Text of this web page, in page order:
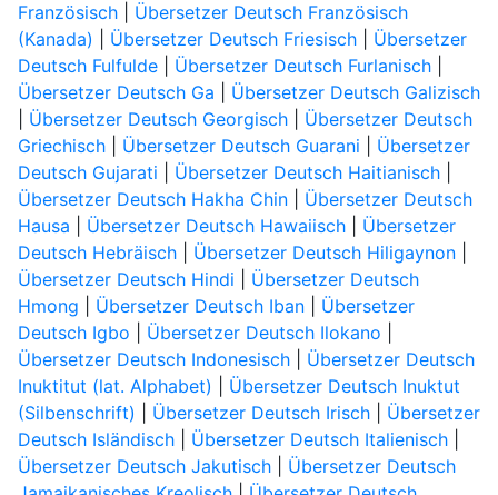
Französisch| Übersetzer Deutsch Französisch
(Kanada)
Übersetzer Deutsch Friesisch| Übersetzer
Deutsch Fulfulde| Übersetzer Deutsch Furlanisch|
Übersetzer Deutsch Ga
Übersetzer Deutsch Galizisch
Übersetzer Deutsch Georgisch| Übersetzer Deutsch
Griechisch| Übersetzer Deutsch Guarani
Übersetzer
Deutsch Gujarati
Übersetzer Deutsch Haitianisch|
Übersetzer Deutsch Hakha Chin| Übersetzer Deutsch
Hausa
Übersetzer Deutsch Hawaiisch| Übersetzer
Deutsch Hebräisch| Übersetzer Deutsch Hiligaynon|
Übersetzer Deutsch Hindi
Übersetzer Deutsch
Hmong
Übersetzer Deutsch Iban| Übersetzer
Deutsch Igbo
Übersetzer Deutsch Ilokano
Übersetzer Deutsch Indonesisch| Übersetzer Deutsch
Inuktitut (lat. Alphabet)
Übersetzer Deutsch Inuktut
(Silbenschrift)
Übersetzer Deutsch Irisch| Übersetzer
Deutsch Isländisch| Übersetzer Deutsch Italienisch|
Übersetzer Deutsch Jakutisch| Übersetzer Deutsch